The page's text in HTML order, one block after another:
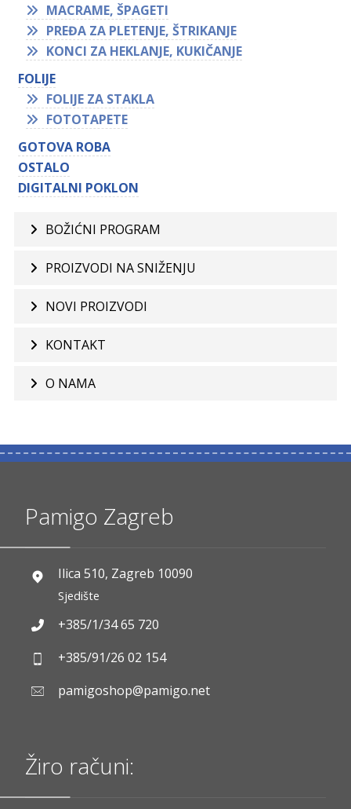
MACRAME, ŠPAGETI
PREĐA ZA PLETENJE, ŠTRIKANJE
KONCI ZA HEKLANJE, KUKIČANJE
FOLIJE
FOLIJE ZA STAKLA
FOTOTAPETE
GOTOVA ROBA
OSTALO
DIGITALNI POKLON
BOŽIĆNI PROGRAM
PROIZVODI NA SNIŽENJU
NOVI PROIZVODI
KONTAKT
O NAMA
Pamigo Zagreb
Ilica 510, Zagreb 10090
Sjedište
+385/1/34 65 720
+385/91/26 02 154
pamigoshop@pamigo.net
Žiro računi: